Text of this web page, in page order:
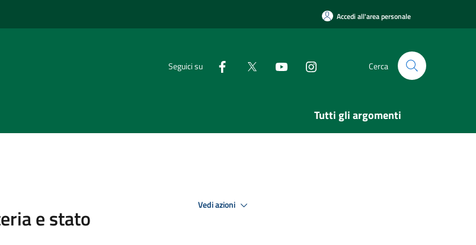
Accedi all'area personale
Seguici su Cerca
Tutti gli argomenti
e stato
Vedi azioni